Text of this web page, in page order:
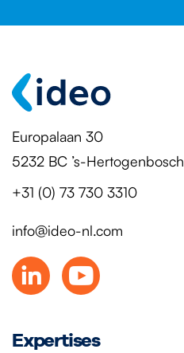
Europalaan 30
5232 BC ’s-Hertogenbosch
+31 (0) 73 730 3310
info@ideo-nl.com
Expertises